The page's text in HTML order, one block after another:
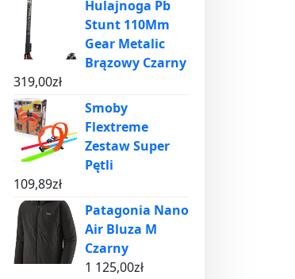
Hulajnoga Pb
Stunt 110Mm
Gear Metalic
Brązowy Czarny
319,00zł
Smoby
Flextreme
Zestaw Super
Pętli
109,89zł
Patagonia Nano
Air Bluza M
Czarny
1 125,00zł